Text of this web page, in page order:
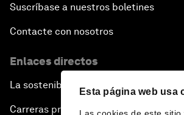
Esta página web usa
Suscríbase a nuestros boletines
Contacte con nosotros
Enlaces directos
La sostenibilidad en el Foro
Carreras profesionales